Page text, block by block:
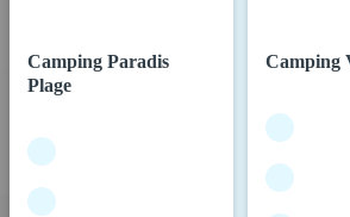
Camping Paradis
Plage
Camping